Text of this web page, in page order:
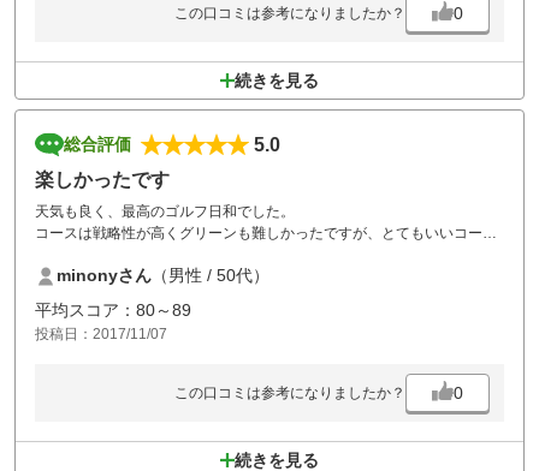
この口コミは参考になりましたか？ 0
続きを見る
総合評価
5.0
楽しかったです
天気も良く、最高のゴルフ日和でした。
コースは戦略性が高くグリーンも難しかったですが、とてもいいコース
minonyさん （男性 / 50代）
平均スコア：80～89
投稿日：2017/11/07
この口コミは参考になりましたか？ 0
続きを見る